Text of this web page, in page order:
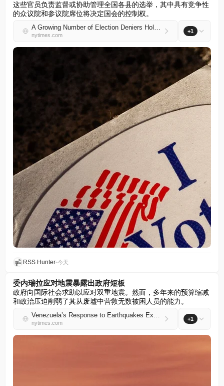
这些官员负责监督或协助管理全国各县的选举，其中具有竞争性
的众议院和参议院席位将决定国会的控制权。
A Growing Number of Election Deniers Hold Key Local Roles in Midterms
nytimes.com
+1
RSS Hunter•今天
委内瑞拉应对地震暴露出政府短板
政府向国际社会求助以应对双重地震。然而，多年来的预算缩减
和政治压迫削弱了其从废墟中营救无数被困人员的能力。
Venezuela’s Response to Earthquakes Exposes Government’s Shortcomings
nytimes.com
+1